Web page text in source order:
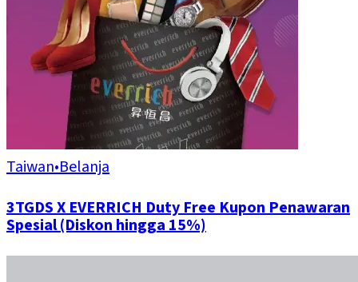
Taiwan•Belanja
3TGDS X EVERRICH Duty Free Kupon Penawaran
Spesial (Diskon hingga 15%)